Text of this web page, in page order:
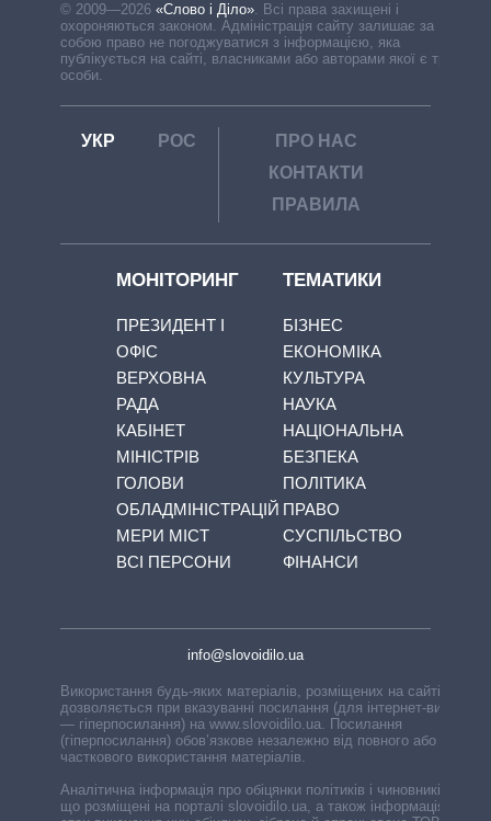
© 2009—2026 «Слово і Діло». Всі права захищені і
охороняються законом. Адміністрація сайту залишає за
собою право не погоджуватися з інформацією, яка
публікується на сайті, власниками або авторами якої є треті
особи.
УКР РОС
ПРО НАС
КОНТАКТИ
ПРАВИЛА
МОНІТОРИНГ
ПРЕЗИДЕНТ І
ОФІС
ВЕРХОВНА
РАДА
КАБІНЕТ
МІНІСТРІВ
ГОЛОВИ
ОБЛАДМІНІСТРАЦІЙ
МЕРИ МІСТ
ВСІ ПЕРСОНИ
ТЕМАТИКИ
БІЗНЕС
ЕКОНОМІКА
КУЛЬТУРА
НАУКА
НАЦІОНАЛЬНА
БЕЗПЕКА
ПОЛІТИКА
ПРАВО
СУСПІЛЬСТВО
ФІНАНСИ
info@slovoidilo.ua
Використання будь-яких матеріалів, розміщених на сайті,
дозволяється при вказуванні посилання (для інтернет-видань
— гіперпосилання) на www.slovoidilo.ua. Посилання
(гіперпосилання) обов’язкове незалежно від повного або
часткового використання матеріалів.
Аналітична інформація про обіцянки політиків і чиновників,
що розміщені на порталі slovoidilo.ua, а також інформація про